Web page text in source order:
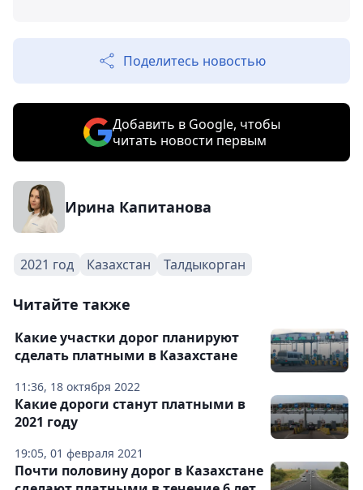
Поделитесь новостью
Добавить в Google, чтобы
читать новости первым
Ирина Капитанова
2021 год Казахстан Талдыкорган
Читайте также
11:36, 18 октября 2022
Какие участки дорог планируют
сделать платными в Казахстане
19:05, 01 февраля 2021
Какие дороги станут платными в
2021 году
Почти половину дорог в Казахстане